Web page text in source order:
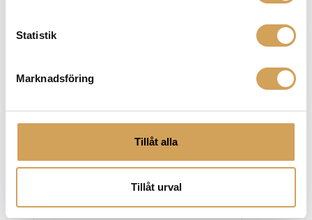
Statistik
Marknadsföring
Tillåt alla
Tillåt urval
högtalarstativ kommer Sonos fylla ditt hem med ett
fantastiskt ljud som passar lika bra till din filmkväll som